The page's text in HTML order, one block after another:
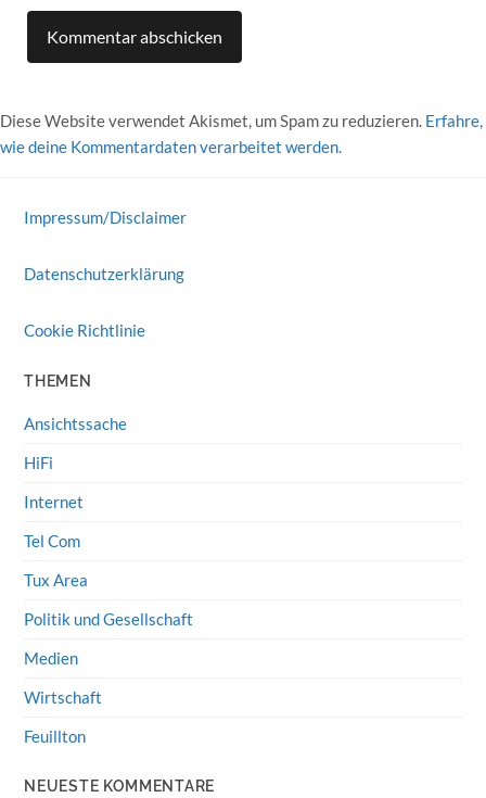
Diese Website verwendet Akismet, um Spam zu reduzieren. Erfahre,
wie deine Kommentardaten verarbeitet werden.
Impressum/Disclaimer
Datenschutzerklärung
Cookie Richtlinie
THEMEN
Ansichtssache
HiFi
Internet
Tel Com
Tux Area
Politik und Gesellschaft
Medien
Wirtschaft
Feuillton
NEUESTE KOMMENTARE